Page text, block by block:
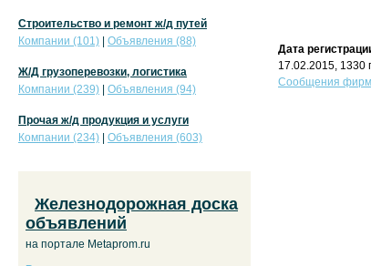
Дата
17.02.2015, 1330
Сообщения
Строительство и ремонт ж/д путей
Компании (101)
Объявления (88)
Ж/Д грузоперевозки, логистика
Компании (239)
Объявления (94)
Прочая ж/д продукция и услуги
Компании (234)
Объявления (603)
Железнодорожная доска
объявлений
на портале Metaprom.ru